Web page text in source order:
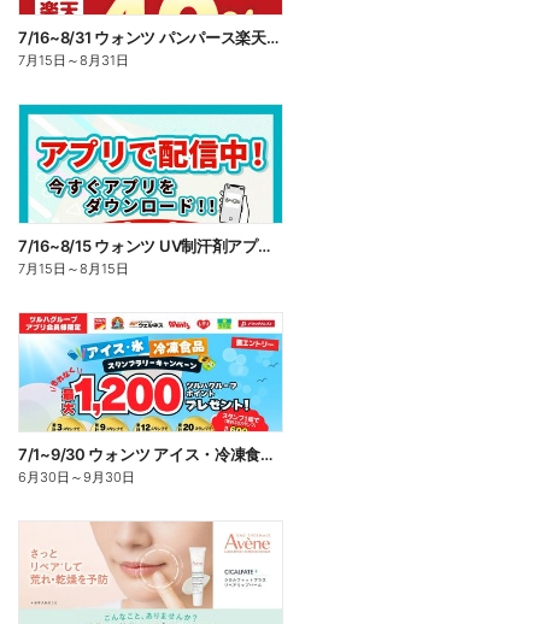
7/16~8/31 ウォンツ パンパース楽天ポイント還元企画
7月15日 ～8月31日
7/16~8/15 ウォンツ UV制汗剤アプリ企画
7月15日 ～8月15日
7/1~9/30 ウォンツ アイス・冷凍食品スタンプラリーキャンペーン企
6月30日 ～9月30日